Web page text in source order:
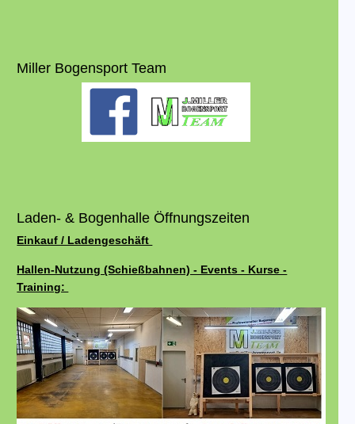
Miller Bogensport Team
Laden- & Bogenhalle Öffnungszeiten
Einkauf / Ladengeschäft
Hallen-Nutzung (Schießbahnen) - Events - Kurse -
Training: